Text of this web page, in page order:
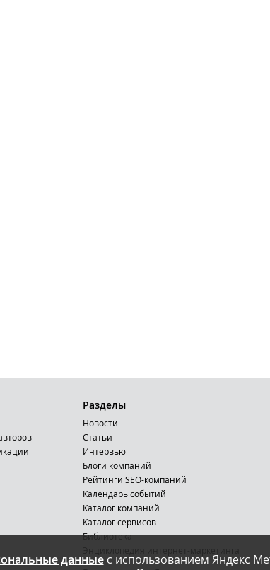
данныес использованием Яндекс
Разделы
Новости
Статьи
Интервью
Блоги компаний
Рейтинги SEO-компаний
Календарь событий
Каталог компаний
Каталог сервисов
Библиотека